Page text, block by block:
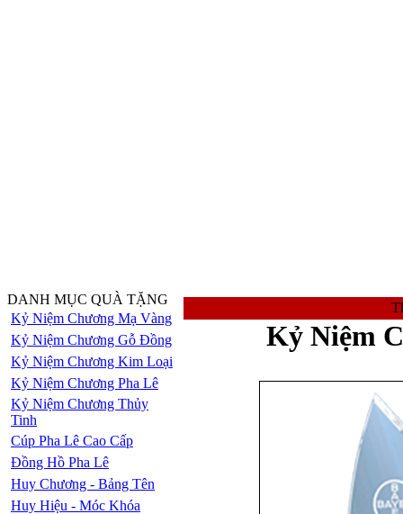
DANH MỤC QUÀ TẶNG
Kỷ Niệm Chương Mạ Vàng
Kỷ Niệm Chương Gỗ Đồng
Kỷ Niệm Chương Kim Loại
Kỷ Niệm Chương Pha Lê
Kỷ Niệm Chương Thủy
Tinh
Cúp Pha Lê Cao Cấp
Đồng Hồ Pha Lê
Huy Chương - Bảng Tên
Huy Hiệu - Móc Khóa
Kỷ Niệm